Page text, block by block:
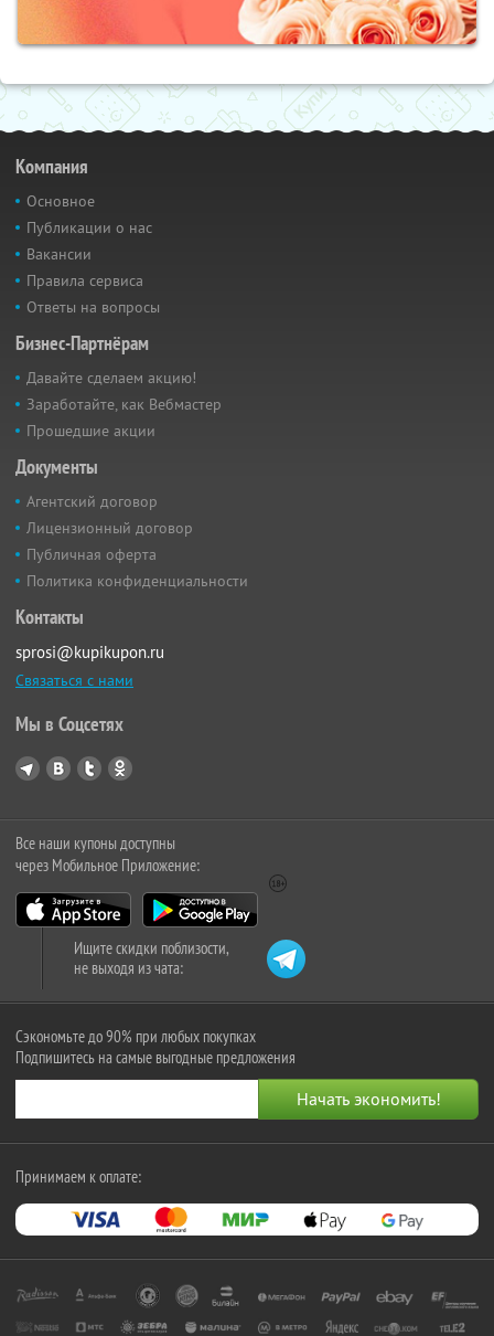
Компания
Основное
Публикации о нас
Вакансии
Правила сервиса
Ответы на вопросы
Бизнес-Партнёрам
Давайте сделаем акцию!
Заработайте, как Вебмастер
Прошедшие акции
Документы
Агентский договор
Лицензионный договор
Публичная оферта
Политика конфиденциальности
Контакты
sprosi@kupikupon.ru
Связаться с нами
Мы в Соцсетях
Все наши купоны доступны
через Мобильное Приложение:
Ищите скидки поблизости,
не выходя из чата:
Сэкономьте до 90% при любых покупках
Подпишитесь на самые выгодные предложения
Принимаем к оплате: